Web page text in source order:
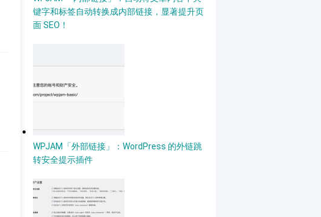
键字和标签自动转换成内部链接，显著提升页
面 SEO！
WPJAM「外部链接」：WordPress 的外链跳
转安全提示插件